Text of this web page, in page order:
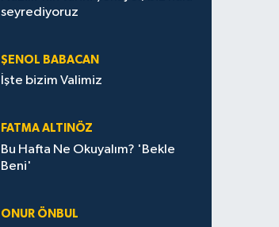
seyrediyoruz
ŞENOL BABACAN
İşte bizim Valimiz
FATMA ALTINÖZ
Bu Hafta Ne Okuyalım? 'Bekle
Beni'
ONUR ÖNBUL